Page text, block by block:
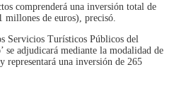
comprenderá una inversión total de
de euros), precisó.
Servicios Turísticos Públicos del
se adjudicará mediante la modalidad de
una inversión de 265